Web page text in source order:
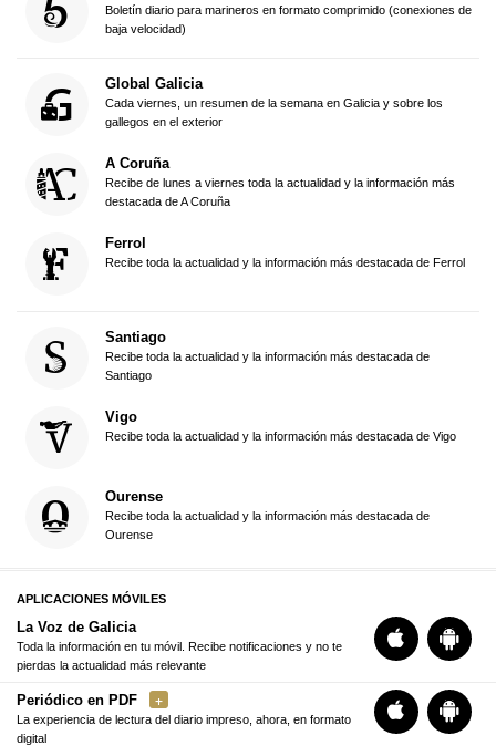
Boletín diario para marineros en formato comprimido (conexiones de
baja velocidad)
Global Galicia
Cada viernes, un resumen de la semana en Galicia y sobre los
gallegos en el exterior
A Coruña
Recibe de lunes a viernes toda la actualidad y la información más
destacada de A Coruña
Ferrol
Recibe toda la actualidad y la información más destacada de Ferrol
Santiago
Recibe toda la actualidad y la información más destacada de
Santiago
Vigo
Recibe toda la actualidad y la información más destacada de Vigo
Ourense
Recibe toda la actualidad y la información más destacada de
Ourense
APLICACIONES MÓVILES
La Voz de Galicia
Toda la información en tu móvil. Recibe notificaciones y no te
pierdas la actualidad más relevante
Periódico en PDF
La experiencia de lectura del diario impreso, ahora, en formato
digital